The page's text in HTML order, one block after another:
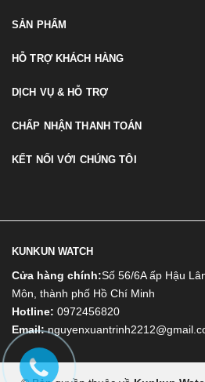
SẢN PHẨM
HỖ TRỢ KHÁCH HÀNG
DỊCH VỤ & HỖ TRỢ
CHẤP NHẬN THANH TOÁN
KẾT NỐI VỚI CHÚNG TÔI
KUNKUN WATCH
Cửa hàng chính:Số 56/6A ấp Hậu
Môn, thành phố Hồ Chí Minh
Hotline: 0972456820
Email: